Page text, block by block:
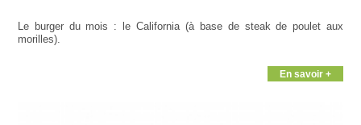
Le burger du mois : le California (à base de steak de poulet aux
morilles).
En savoir +